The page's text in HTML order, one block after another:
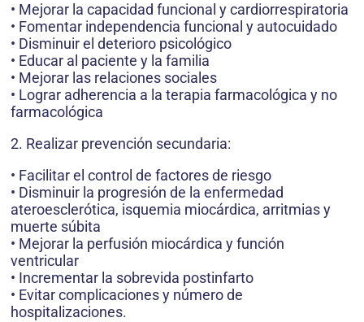
• Mejorar la capacidad funcional y cardiorrespiratoria
• Fomentar independencia funcional y autocuidado
• Disminuir el deterioro psicológico
• Educar al paciente y la familia
• Mejorar las relaciones sociales
• Lograr adherencia a la terapia far­macológica y no
farmacológica
2. Realizar prevención secundaria:
• Facilitar el control de factores de riesgo
• Disminuir la progresión de la en­fermedad
ateroesclerótica, isque­mia miocárdica, arritmias y
muer­te súbita
• Mejorar la perfusión miocárdica y función
ventricular
• Incrementar la sobrevida postin­farto
• Evitar complicaciones y número de
hospitalizaciones.